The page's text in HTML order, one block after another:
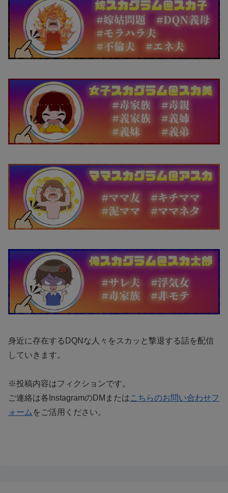
身近に存在するDQNな人々をスカッと撃退する話を配信
していきます。
※投稿内容はフィクションです。
ご連絡は各InstagramのDMまたはこちらのお問い合わせフ
ォーム をご活用ください。